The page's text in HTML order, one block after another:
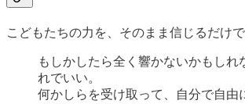
こどもたちの力を、そのまま信じるだけで
もしかしたら全く響かないかもしれ
れでいい。
何かしらを受け取って、自分で自由